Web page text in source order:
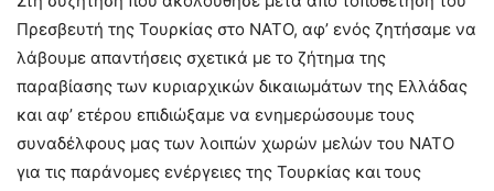
Πρεσβευτή της Τουρκίας στο ΝΑΤΟ, αφ’ ενός ζητήσαμε να
λάβουμε απαντήσεις σχετικά με το ζήτημα της
παραβίασης των κυριαρχικών δικαιωμάτων της Ελλάδας
και αφ’ ετέρου επιδιώξαμε να ενημερώσουμε τους
συναδέλφους μας των λοιπών χωρών μελών του ΝΑΤΟ
για τις παράνομες ενέργειες της Τουρκίας και τους